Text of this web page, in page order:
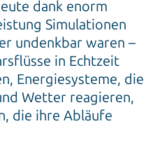
dank enorm
Simulationen
undenkbar waren –
in Echtzeit
Energiesysteme, die
Wetter reagieren,
die ihre Abläufe